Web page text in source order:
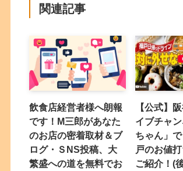
関連記事
飲食店経営者様へ朗報
です！M三郎があなた
のお店の密着取材＆ブ
ログ・ＳNS投稿、大
繁盛への道を無料でお
【公式】
イブチャ
ちゃん」
戸のお値
ご紹介！(